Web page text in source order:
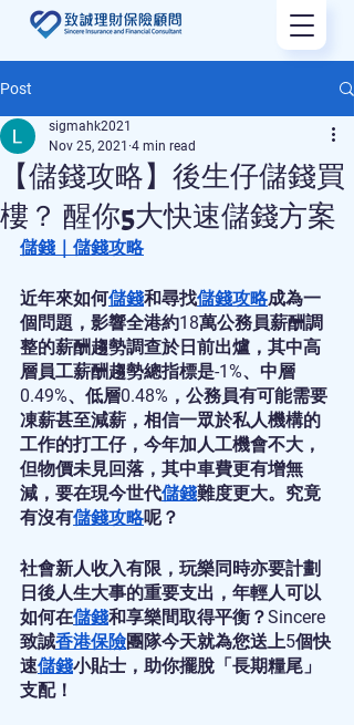
Post
【儲錢攻略】後生仔儲錢買
樓？ 醒你5大快速儲錢方案
sigmahk2021
Nov 25, 2021 4 min read
儲錢 ｜ 儲錢攻略
近年來如何儲錢和尋找儲錢攻略成為一
個問題，影響全港約18萬公務員薪酬調
整的薪酬趨勢調查於日前出爐，其中高
層員工薪酬趨勢總指標是-1%、中層
0.49%、低層0.48%，公務員有可能需要
凍薪甚至減薪，相信一眾於私人機構的
工作的打工仔，今年加人工機會不大，
但物價未見回落，其中車費更有增無
減，要在現今世代儲錢難度更大。究竟
有沒有儲錢攻略呢？
社會新人收入有限，玩樂同時亦要計劃
日後人生大事的重要支出，年輕人可以
如何在儲錢和享樂間取得平衡？Sincere
致誠香港保險團隊今天就為您送上5個快
速儲錢小貼士，助你擺脫「長期糧尾」
支配！